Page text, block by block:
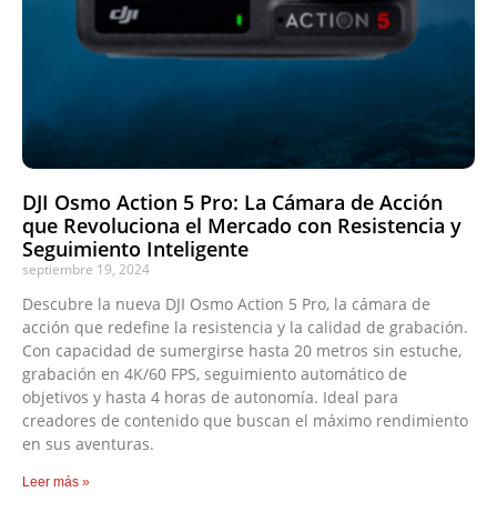
DJI Osmo Action 5 Pro: La Cámara de Acción
que Revoluciona el Mercado con Resistencia y
Seguimiento Inteligente
septiembre 19, 2024
Descubre la nueva DJI Osmo Action 5 Pro, la cámara de
acción que redefine la resistencia y la calidad de grabación.
Con capacidad de sumergirse hasta 20 metros sin estuche,
grabación en 4K/60 FPS, seguimiento automático de
objetivos y hasta 4 horas de autonomía. Ideal para
creadores de contenido que buscan el máximo rendimiento
en sus aventuras.
Leer más »